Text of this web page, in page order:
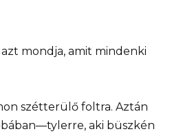
mondja, amit mindenki
szétterülő foltra. Aztán
aki büszkén